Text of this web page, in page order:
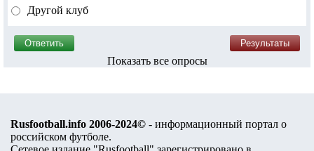
Другой клуб
Показать все опросы
Rusfootball.info 2006-2024© - информационный портал о
российском футболе.